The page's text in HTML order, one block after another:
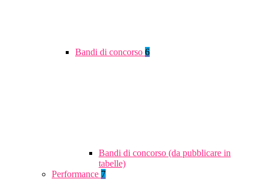
Bandi di concorso 6
Bandi di concorso (da pubblicare in
tabelle)
Performance 7